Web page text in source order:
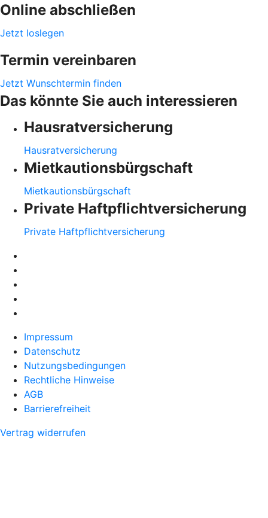
Online abschließen
Jetzt loslegen
Termin vereinbaren
Jetzt Wunschtermin finden
Das könnte Sie auch interessieren
Hausratversicherung
Hausratversicherung
Mietkautionsbürgschaft
Mietkautionsbürgschaft
Private Haftpflichtversicherung
Private Haftpflichtversicherung
Impressum
Datenschutz
Nutzungsbedingungen
Rechtliche Hinweise
AGB
Barrierefreiheit
Vertrag widerrufen